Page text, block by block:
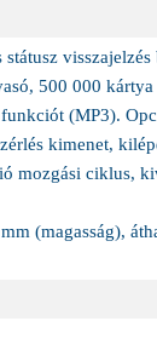
visszajelzés
500 000
(MP3).
kimenet,
mozgási ciklus,
(magasság),